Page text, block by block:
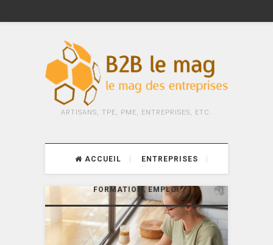
ARTISANS, TPE, PME, ENTREPRISES, ETC.
ACCUEIL ENTREPRISES
FORMATION, EMPLOI